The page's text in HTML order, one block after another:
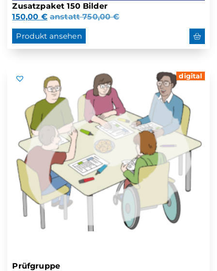
Zusatzpaket 150 Bilder
150,00 € anstatt750,00€
Produkt ansehen
digital
Prüfgruppe